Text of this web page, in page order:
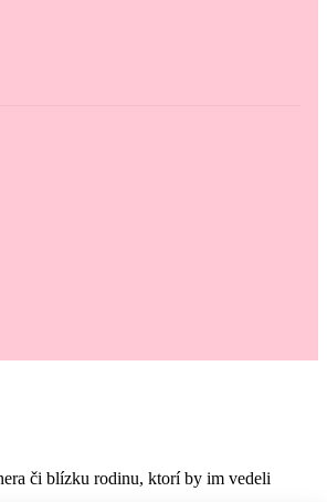
či blízku rodinu, ktorí by im vedeli